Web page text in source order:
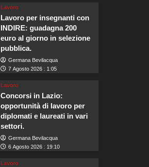
Lavoro
Lavoro per insegnanti con
INDIRE: guadagna 200
euro al giorno in selezione
pubblica.
Germana Bevilacqua
7 Agosto 2026 : 1:05
Lavoro
Concorsi in Lazio:
opportunità di lavoro per
diplomati e laureati in vari
settori.
Germana Bevilacqua
6 Agosto 2026 : 19:10
Lavoro